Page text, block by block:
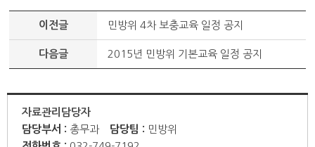
이전글 민방위 4차 보충교육 일정 공지
다음글 2015년 민방위 기본교육 일정 공지
자료관리담당자
담당부서 : 총무과 담당팀 : 민방위